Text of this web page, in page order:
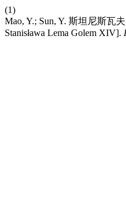
(1)
Mao, Y.; Sun, Y. 斯坦尼斯瓦
Stanisława Lema Golem XIV].